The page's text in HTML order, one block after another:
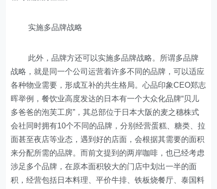
实施多品牌战略
此外，品牌方还可以实施多品牌战略。所谓多品牌
战略，就是同一个公司运营着许多不同的品牌，可以适应
各种物业需要，形成互补的共生格局。心品印象CEO郑志
晖举例，餐饮业高度发达的日本有一个大众化品牌“贝儿
多爸爸的泡芙工房”，其总部位于日本大阪的麦之穗株式
会社同时拥有10个不同的品牌，分别经营蛋糕、糖类、拉
面甚至夜店等业态，遇到好的店面，会根据其需要的面积
来分配所需的品牌。而前文提到的两岸咖啡，也已经考虑
涉足多个品牌，在原本面积较大的门店中划出一半的面
积，经营包括日本料理、平价牛排、铁板烧餐厅、泰国料